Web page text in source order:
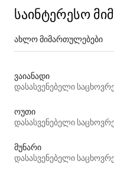
საინტერესო
ახლო მიმართულებები
ვაიანადი
ოუთი
მუნარი